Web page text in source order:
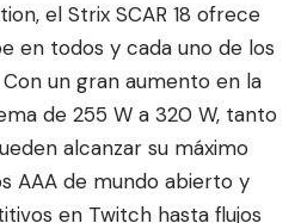
el Strix SCAR 18 ofrece
en todos y cada uno de los
un gran aumento en la
de 255 W a 320 W, tanto
alcanzar su máximo
AAA de mundo abierto y
en Twitch hasta flujos